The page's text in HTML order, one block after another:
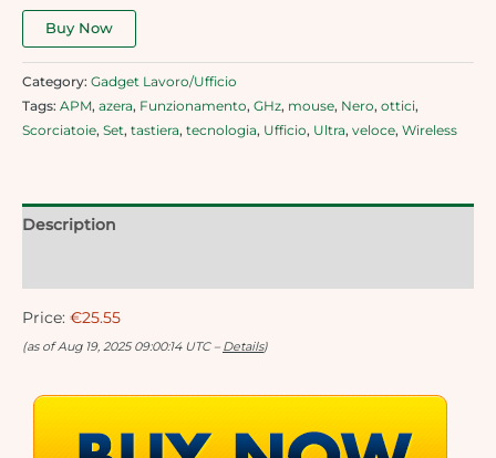
Buy Now
Category: Gadget Lavoro/Ufficio
Tags: APM, azera, Funzionamento, GHz, mouse, Nero, ottici,
Scorciatoie, Set, tastiera, tecnologia, Ufficio, Ultra, veloce, Wireless
Description
Price: €25.55
(as of Aug 19, 2025 09:00:14 UTC – Details)